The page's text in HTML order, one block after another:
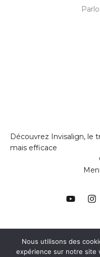
Découvrez Invisalign, le
mais efficace
Nous utilisons des
expérience sur notre site